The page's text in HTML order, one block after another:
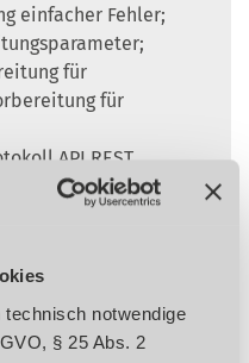
notwendige
§ 25 Abs. 2
einfacher Fehler;
für
für
API REST
zu den
der großen Haube,